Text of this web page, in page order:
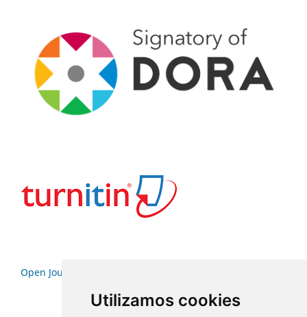
Utilizamos cookies
Open Journal Systems